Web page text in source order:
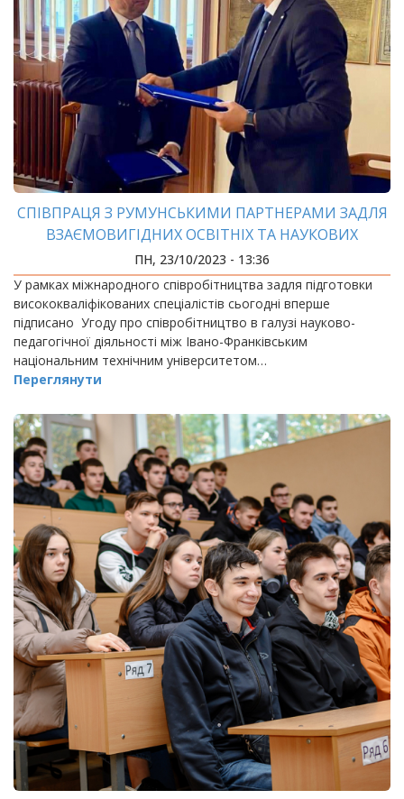
СПІВПРАЦЯ З РУМУНСЬКИМИ ПАРТНЕРАМИ ЗАДЛЯ
ВЗАЄМОВИГІДНИХ ОСВІТНІХ ТА НАУКОВИХ
ПРОЦЕСІВ
ПН, 23/10/2023 - 13:36
У рамках міжнародного співробітництва задля підготовки
висококваліфікованих спеціалістів сьогодні вперше
підписано Угоду про співробітництво в галузі науково-
педагогічної діяльності між Івано-Франківським
національним технічним університетом…
Переглянути